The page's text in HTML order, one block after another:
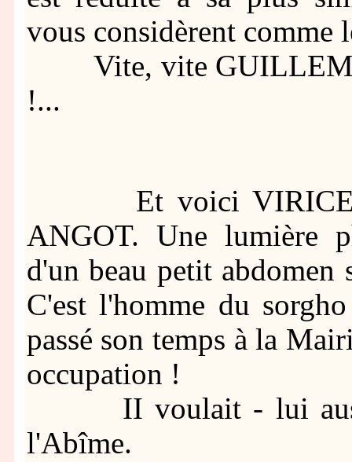
vous considèrent comme
Vite, vite
!...
Et voici VIRICEL.
ANGOT. Une lumière
d'un beau petit abdomen
C'est l'homme du
passé son temps à la
occupation !
II voulait - lui aussi
l'Abîme.